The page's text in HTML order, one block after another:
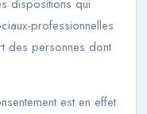
dispositions qui
professionnelles
des personnes dont
est en effet